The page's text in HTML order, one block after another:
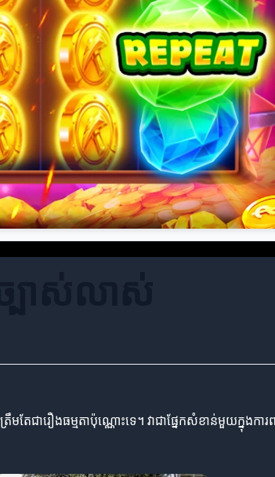
ជារឿងធម្មតាប៉ុណ្ណោះទេ។ វាជាផ្នែកសំខាន់មួយក្នុងការ